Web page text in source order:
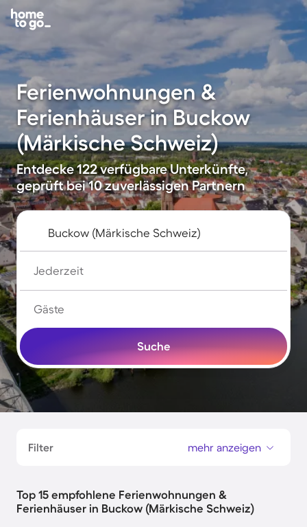
Ferienwohnungen &
Ferienhäuser in Buckow
(Märkische Schweiz)
Entdecke 122 verfügbare Unterkünfte,
geprüft bei 10 zuverlässigen Partnern
Jederzeit
Gäste
Suche
Filter mehr anzeigen
Top 15 empfohlene Ferienwohnungen &
Ferienhäuser in Buckow (Märkische Schweiz)